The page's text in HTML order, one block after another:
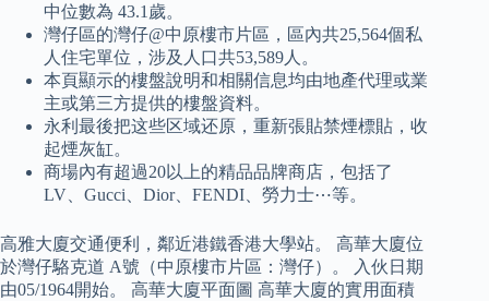
中位數為 43.1歲。
灣仔區的灣仔@中原樓市片區，區內共25,564個私
人住宅單位，涉及人口共53,589人。
本頁顯示的樓盤說明和相關信息均由地產代理或業
主或第三方提供的樓盤資料。
永利最後把这些区域还原，重新張貼禁煙標貼，收
起煙灰缸。
商場內有超過20以上的精品品牌商店，包括了
LV、Gucci、Dior、FENDI、勞力士⋯等。
高雅大廈交通便利，鄰近港鐵香港大學站。 高華大廈位
於灣仔駱克道 A號（中原樓市片區：灣仔）。 入伙日期
由05/1964開始。 高華大廈平面圖 高華大廈的實用面積